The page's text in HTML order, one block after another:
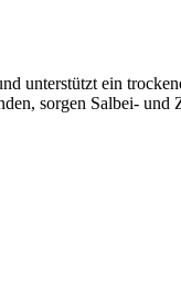
unterstützt ein
sorgen Salbei-